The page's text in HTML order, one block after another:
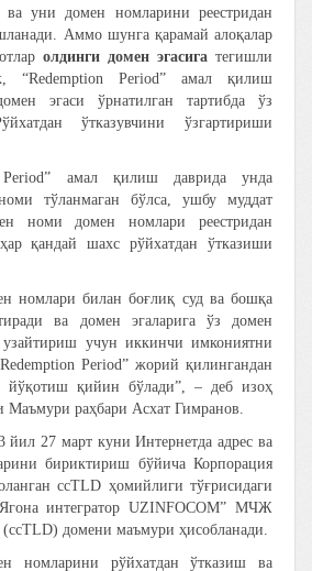
уни домен номларини реестридан
Аммо шунга қарамай алоқалар
олдинги домен эгасига тегишли
“Redemption Period” амал қилиш
эгаси ўрнатилган тартибда ўз
ўтказувчини ўзгартириши
Period” амал қилиш даврида унда
тўланмаган бўлса, ушбу муддат
номи домен номлари реестридан
қандай шахс рўйхатдан ўтказиши
номлари билан боғлиқ суд ва бошқа
ва домен эгаларига ўз домен
учун иккинчи имкониятни
Period” жорий қилингандан
йўқотиш қийин бўлади”, – деб изоҳ
Маъмури раҳбари Асхат Гимранов.
йил 27 март куни Интернетда адрес ва
бириктириш бўйича Корпорация
ccTLD ҳомийлиги тўғрисидаги
интегратор UZINFOCOM” МЧЖ
домени маъмури ҳисобланади.
номларини рўйхатдан ўтказиш ва